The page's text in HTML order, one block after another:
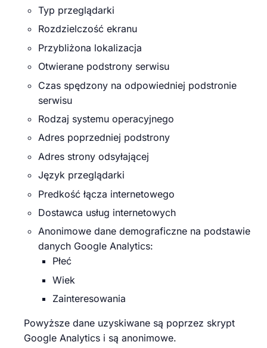
Typ przeglądarki
Rozdzielczość ekranu
Przybliżona lokalizacja
Otwierane podstrony serwisu
Czas spędzony na odpowiedniej podstronie
serwisu
Rodzaj systemu operacyjnego
Adres poprzedniej podstrony
Adres strony odsyłającej
Język przeglądarki
Predkość łącza internetowego
Dostawca usług internetowych
Anonimowe dane demograficzne na podstawie
danych Google Analytics:
Płeć
Wiek
Zainteresowania
Powyższe dane uzyskiwane są poprzez skrypt
Google Analytics i są anonimowe.